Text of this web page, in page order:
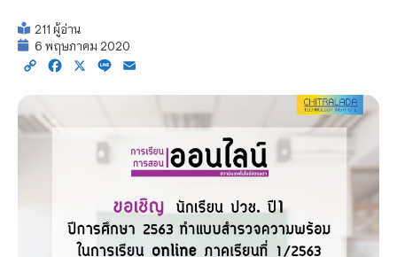
211 ผู้อ่าน
6 พฤษภาคม 2020
Copy Facebook
X Line